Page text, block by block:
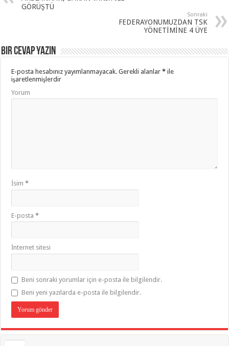
GÖRÜŞTÜ
Sonraki
FEDERAYONUMUZDAN TSK
YÖNETİMİNE 4 ÜYE
Bir cevap yazın
E-posta hesabınız yayımlanmayacak. Gerekli alanlar* ile
işaretlenmişlerdir
Yorum
İsim*
E-posta*
İnternet sitesi
Beni sonraki yorumlar için e-posta ile bilgilendir.
Beni yeni yazılarda e-posta ile bilgilendir.